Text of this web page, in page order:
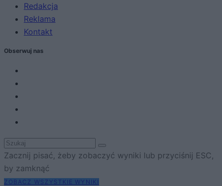
Redakcja
Reklama
Kontakt
Obserwuj nas
Zacznij pisać, żeby zobaczyć wyniki lub przyciśnij ESC,
by zamknąć
ZOBACZ WSZYSTKIE WYNIKI